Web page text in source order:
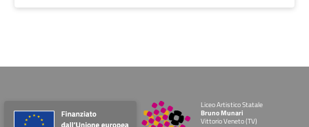
Liceo Artistico Statale
Bruno Munari
Vittorio Veneto (TV)